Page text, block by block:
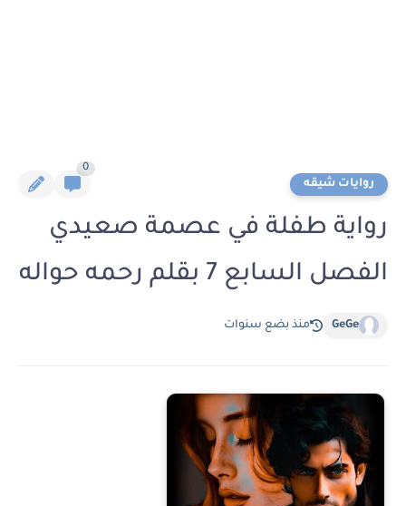
روايات شيقه
0
رواية طفلة في عصمة صعيدي
الفصل السابع 7 بقلم رحمه حواله
GeGe منذ بضع سنوات